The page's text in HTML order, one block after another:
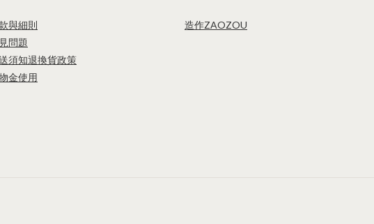
與細則
問題
須知退換貨政策
金使用
造作ZAOZOU